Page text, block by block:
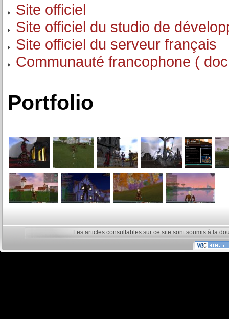
Site officiel
Site officiel du studio de
Site officiel du serveur français
Communauté francophone (
Portfolio
Les articles consultables sur ce site sont soumis à la